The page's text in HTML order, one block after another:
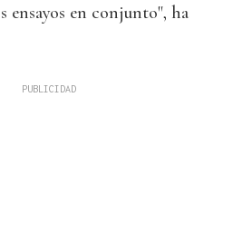
ensayos en conjunto", ha